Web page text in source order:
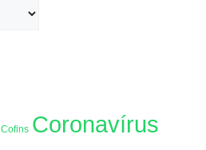
Cofins Coronavírus